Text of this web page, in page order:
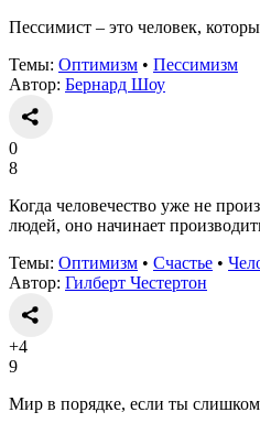
Пессимист – это человек,
Темы: Оптимизм • Пессимизм
Автор: Бернард Шоу
0
8
Когда человечество уже не
людей, оно начинает
Темы: Оптимизм • Счастье •
Автор: Гилберт Честертон
+4
9
Мир в порядке, если ты слишком